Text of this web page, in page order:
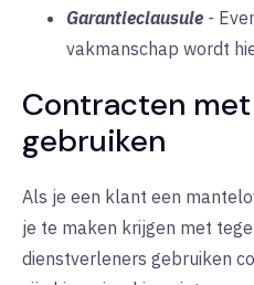
Garantieclausule -
vakmanschap wordt
Contracten
gebruiken
Als je een klant een
je te maken krijgen met
dienstverleners gebruiken